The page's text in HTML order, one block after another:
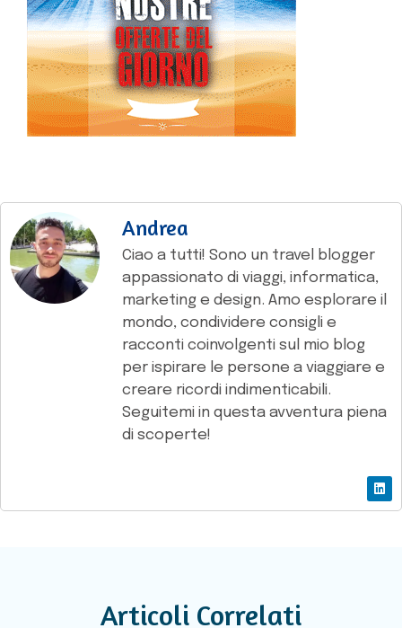
Andrea
Ciao a tutti! Sono un travel blogger
appassionato di viaggi, informatica,
marketing e design. Amo esplorare il
mondo, condividere consigli e
racconti coinvolgenti sul mio blog
per ispirare le persone a viaggiare e
creare ricordi indimenticabili.
Seguitemi in questa avventura piena
di scoperte!
Articoli Correlati